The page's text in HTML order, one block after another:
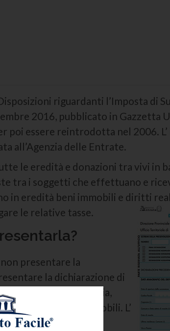
riguardanti l’Imposta di
2016, pubblicato in Gazzetta
poi essere reintrodotta nel 2006. L’
all’Agenzia delle Entrate.
le eredità e donazioni tra vivi in
tra i soggetti che effettuano e
in eredità beni immobili e diritti
le relative tasse.
presentare la
la dichiarazione di
centomila euro. Tuttavia,
presenti beni immobili. L’
può presentare la